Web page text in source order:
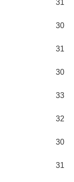
31
30
31
30
33
32
30
31